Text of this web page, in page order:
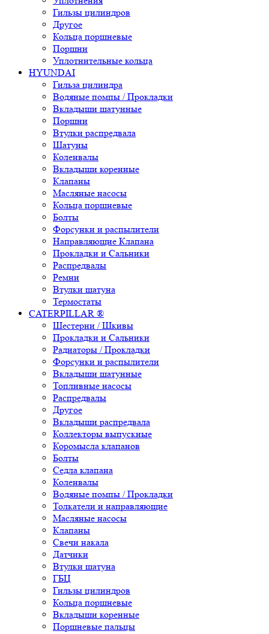
Гильзы цилиндров
Другое
Кольца поршневые
Поршни
Уплотнительные кольца
HYUNDAI
Гильза цилиндра
Водяные помпы / Прокладки
Вкладыши шатунные
Поршни
Втулки распредвала
Шатуны
Коленвалы
Вкладыши коренные
Клапаны
Масляные насосы
Кольца поршневые
Болты
Форсунки и распылители
Направляющие Клапана
Прокладки и Сальники
Распредвалы
Ремни
Втулки шатуна
Термостаты
CATERPILLAR ®
Шестерни / Шкивы
Прокладки и Сальники
Радиаторы / Прокладки
Форсунки и распылители
Вкладыши шатунные
Топливные насосы
Распредвалы
Другое
Вкладыши распредвала
Коллекторы выпускные
Коромысла клапанов
Болты
Седла клапана
Коленвалы
Водяные помпы / Прокладки
Толкатели и направляющие
Масляные насосы
Клапаны
Свечи накала
Датчики
Втулки шатуна
ГБЦ
Гильзы цилиндров
Кольца поршневые
Вкладыши коренные
Поршневые пальцы